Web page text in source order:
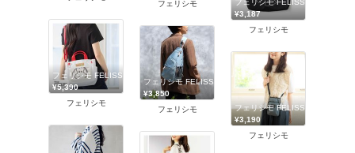
フェリシモ
フェリシモ FELISSIMO
¥3,187
フェリシモ
フェリシモ FELISSIMO
¥5,390
フェリシモ
フェリシモ FELISSIMO
¥3,850
フェリシモ
フェリシモ FELISSIMO
¥3,190
フェリシモ